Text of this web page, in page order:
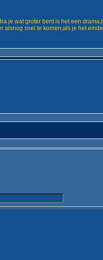
je wat groter bent is het een
snel te komen,als je het